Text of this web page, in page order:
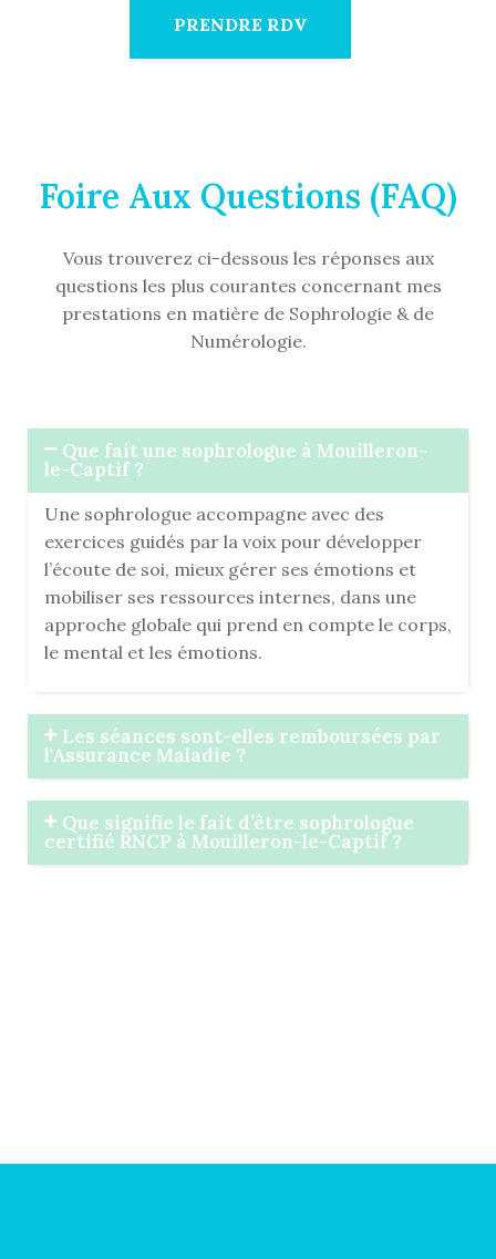
PRENDRE RDV
Foire Aux Questions (FAQ)
Vous trouverez ci-dessous les réponses aux
questions les plus courantes concernant mes
prestations en matière de Sophrologie & de
Numérologie.
Que fait une sophrologue à Mouilleron-
le-Captif ?
Une sophrologue accompagne avec des
exercices guidés par la voix pour développer
l’écoute de soi, mieux gérer ses émotions et
mobiliser ses ressources internes, dans une
approche globale qui prend en compte le corps,
le mental et les émotions.
Les séances sont-elles remboursées par
l'Assurance Maladie ?
Que signifie le fait d’être sophrologue
certifié RNCP à Mouilleron-le-Captif ?